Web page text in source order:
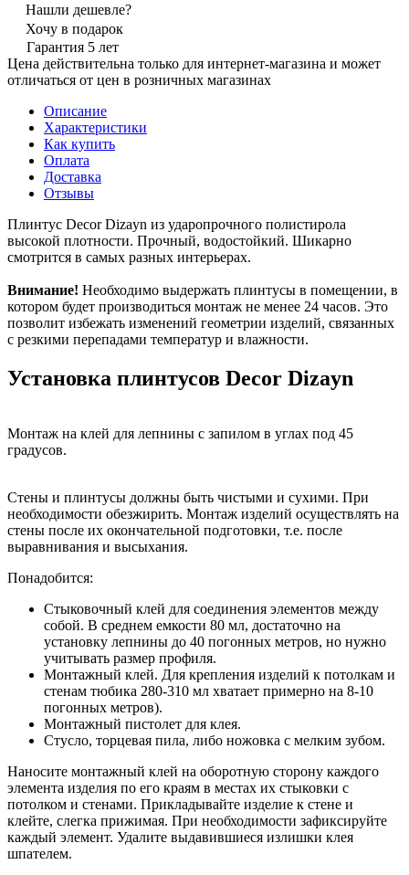
Нашли дешевле?
Хочу в подарок
Гарантия 5 лет
Цена действительна только для интернет-магазина и может
отличаться от цен в розничных магазинах
Описание
Характеристики
Как купить
Оплата
Доставка
Отзывы
Плинтус Decor Dizayn из ударопрочного полистирола
высокой плотности. Прочный, водостойкий. Шикарно
смотрится в самых разных интерьерах.
Внимание! Необходимо выдержать плинтусы в помещении, в
котором будет производиться монтаж не менее 24 часов. Это
позволит избежать изменений геометрии изделий, связанных
с резкими перепадами температур и влажности.
Установка плинтусов Decor Dizayn
Монтаж на клей для лепнины с запилом в углах под 45
градусов.
Стены и плинтусы должны быть чистыми и сухими. При
необходимости обезжирить. Монтаж изделий осуществлять на
стены после их окончательной подготовки, т.е. после
выравнивания и высыхания.
Понадобится:
Стыковочный клей для соединения элементов между
собой. В среднем емкости 80 мл, достаточно на
установку лепнины до 40 погонных метров, но нужно
учитывать размер профиля.
Монтажный клей. Для крепления изделий к потолкам и
стенам тюбика 280-310 мл хватает примерно на 8-10
погонных метров).
Монтажный пистолет для клея.
Стусло, торцевая пила, либо ножовка с мелким зубом.
Наносите монтажный клей на оборотную сторону каждого
элемента изделия по его краям в местах их стыковки с
потолком и стенами. Прикладывайте изделие к стене и
клейте, слегка прижимая. При необходимости зафиксируйте
каждый элемент. Удалите выдавившиеся излишки клея
шпателем.